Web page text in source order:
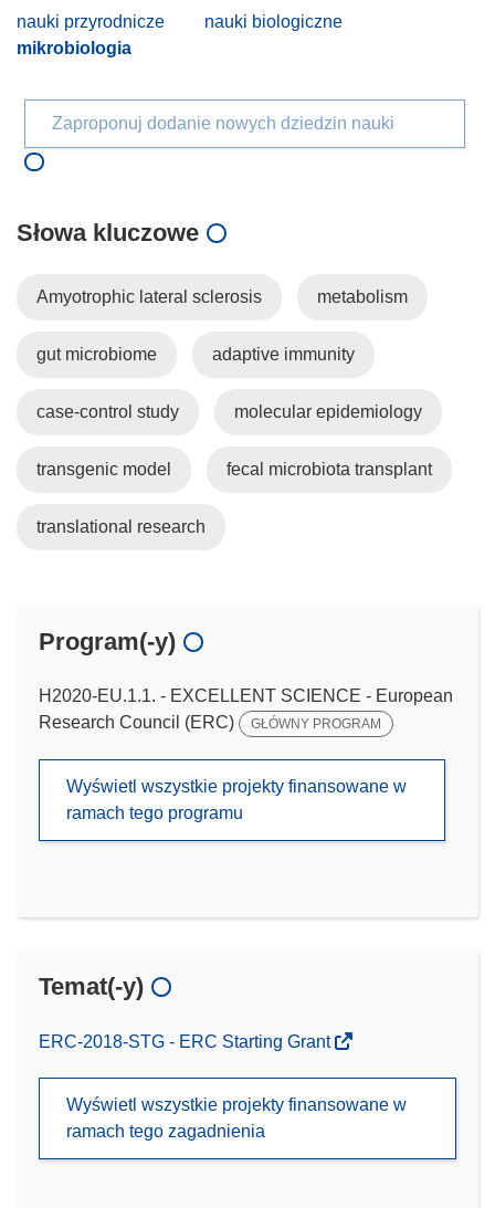
nauki przyrodnicze
nauki biologiczne
mikrobiologia
Zaproponuj dodanie nowych dziedzin nauki
Słowa kluczowe
Amyotrophic lateral sclerosis metabolism
gut microbiome adaptive immunity
case-control study molecular epidemiology
transgenic model fecal microbiota transplant
translational research
Program(-y)
H2020-EU.1.1. - EXCELLENT SCIENCE - European
Research Council (ERC)
GŁÓWNY PROGRAM
Wyświetl wszystkie projekty finansowane w
ramach tego programu
Temat(-y)
ERC-2018-STG - ERC Starting Grant
Wyświetl wszystkie projekty finansowane w
ramach tego zagadnienia